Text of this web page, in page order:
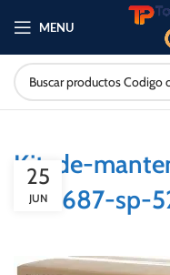
MENU
Kit-de-
406687-sp-
25
JUN